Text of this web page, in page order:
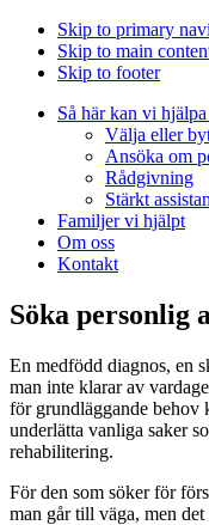
Skip to primary
Skip to main
Skip to footer
Så här kan vi
Välja eller
Ansöka om
Rådgivning
Stärkt
Familjer vi hjälpt
Om oss
Kontakt
Söka personlig
En medfödd diagnos, en
man inte klarar av
för grundläggande behov
underlätta vanliga saker
rehabilitering.
För den som söker för
man går till väga, men